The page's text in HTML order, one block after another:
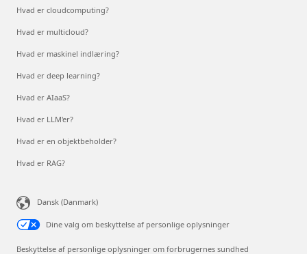
Hvad er cloudcomputing?
Hvad er multicloud?
Hvad er maskinel indlæring?
Hvad er deep learning?
Hvad er AIaaS?
Hvad er LLM'er?
Hvad er en objektbeholder?
Hvad er RAG?
Dansk (Danmark)
Dine valg om beskyttelse af personlige oplysninger
Beskyttelse af personlige oplysninger om forbrugernes sundhed